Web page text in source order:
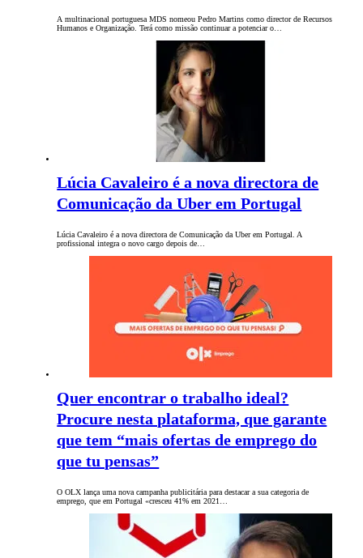
A multinacional portuguesa MDS nomeou Pedro Martins como director de Recursos
Humanos e Organização. Terá como missão continuar a potenciar o…
Lúcia Cavaleiro é a nova directora de
Comunicação da Uber em Portugal
Lúcia Cavaleiro é a nova directora de Comunicação da Uber em Portugal. A
profissional integra o novo cargo depois de…
Quer encontrar o trabalho ideal?
Procure nesta plataforma, que garante
que tem “mais ofertas de emprego do
que tu pensas”
O OLX lança uma nova campanha publicitária para destacar a sua categoria de
emprego, que em Portugal «cresceu 41% em 2021…